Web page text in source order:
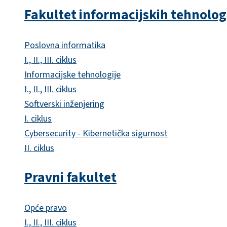
Fakultet informacijskih
Poslovna informatika
I., II., III. ciklus
Informacijske tehnologije
I., II., III. ciklus
Softverski inženjering
I. ciklus
Cybersecurity - Kibernetička sigurnost
II. ciklus
Pravni fakultet
Opće pravo
I., II., III. ciklus